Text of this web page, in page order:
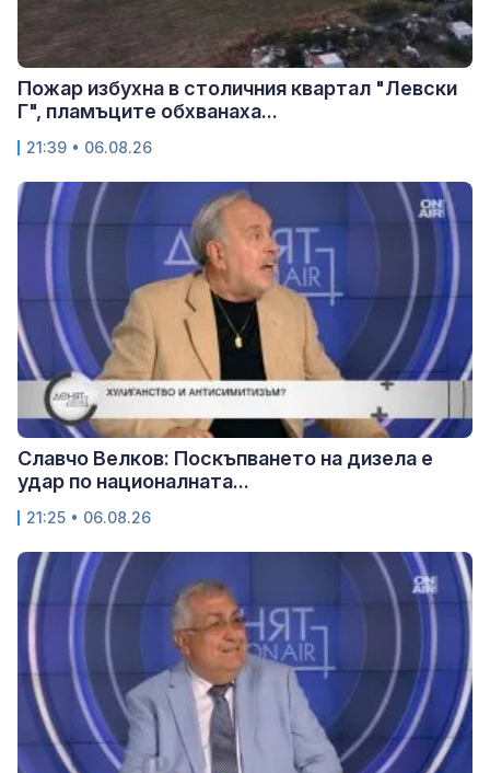
Пожар избухна в столичния квартал "Левски
Г", пламъците обхванаха...
21:39 • 06.08.26
Славчо Велков: Поскъпването на дизела е
удар по националната...
21:25 • 06.08.26